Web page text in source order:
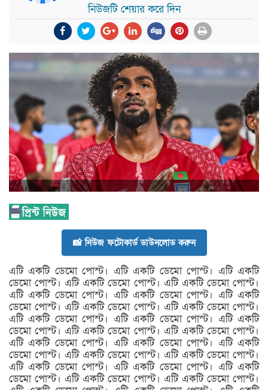
নিউজটি শেয়ার করে দিন
📸 নিউজ ফটোকার্ড ডাউনলোড করুন
এটি একটি ডেমো পোস্ট। এটি একটি ডেমো পোস্ট। এটি একটি
ডেমো পোস্ট। এটি একটি ডেমো পোস্ট। এটি একটি ডেমো পোস্ট।
এটি একটি ডেমো পোস্ট। এটি একটি ডেমো পোস্ট। এটি একটি
ডেমো পোস্ট। এটি একটি ডেমো পোস্ট। এটি একটি ডেমো পোস্ট।
এটি একটি ডেমো পোস্ট। এটি একটি ডেমো পোস্ট। এটি একটি
ডেমো পোস্ট। এটি একটি ডেমো পোস্ট। এটি একটি ডেমো পোস্ট।
এটি একটি ডেমো পোস্ট। এটি একটি ডেমো পোস্ট। এটি একটি
ডেমো পোস্ট। এটি একটি ডেমো পোস্ট। এটি একটি ডেমো পোস্ট।
এটি একটি ডেমো পোস্ট। এটি একটি ডেমো পোস্ট। এটি একটি
ডেমো পোস্ট। এটি একটি ডেমো পোস্ট। এটি একটি ডেমো পোস্ট।